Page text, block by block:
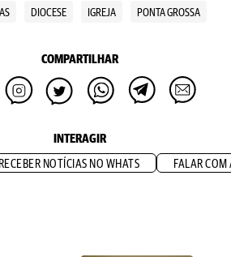
DIOCESE IGREJA PONTA GROSSA
COMPARTILHAR
INTERAGIR
RECEBER NOTÍCIAS NO WHATS FALAR COM